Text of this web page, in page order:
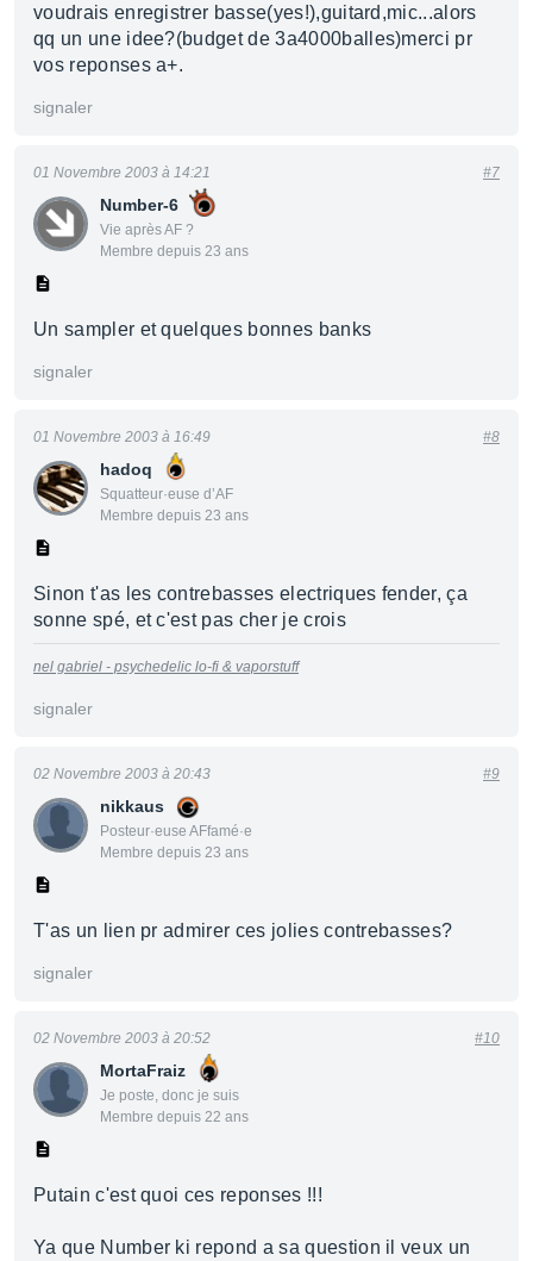
voudrais enregistrer basse(yes!),guitard,mic...alors
qq un une idee?(budget de 3a4000balles)merci pr
vos reponses a+.
signaler
Number-6
Vie après AF ?
Membre depuis 23 ans
01 Novembre 2003 à 14:21 #7
Un sampler et quelques bonnes banks
signaler
hadoq
Squatteur·euse d’AF
Membre depuis 23 ans
01 Novembre 2003 à 16:49 #8
Sinon t'as les contrebasses electriques fender, ça
sonne spé, et c'est pas cher je crois
nel gabriel - psychedelic lo-fi & vaporstuff
signaler
nikkaus
Posteur·euse AFfamé·e
Membre depuis 23 ans
02 Novembre 2003 à 20:43 #9
T'as un lien pr admirer ces jolies contrebasses?
signaler
MortaFraiz
Je poste, donc je suis
Membre depuis 22 ans
02 Novembre 2003 à 20:52 #10
Putain c'est quoi ces reponses !!!
Ya que Number ki repond a sa question il veux un